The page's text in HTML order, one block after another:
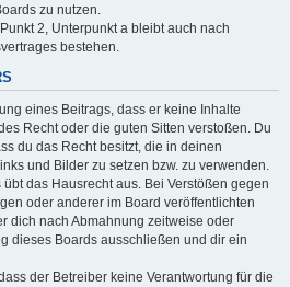
zu nutzen.
2, Unterpunkt a bleibt auch nach
bestehen.
eines Beitrags, dass er keine Inhalte
Recht oder die guten Sitten verstoßen. Du
du das Recht besitzt, die in deinen
und Bilder zu setzen bzw. zu verwenden.
das Hausrecht aus. Bei Verstößen gegen
oder anderer im Board veröffentlichten
dich nach Abmahnung zeitweise oder
dieses Boards ausschließen und dir ein
der Betreiber keine Verantwortung für die